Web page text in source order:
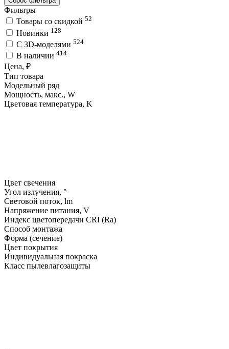
Фильтры
Товары со скидкой 52
Новинки 128
C 3D-моделями 524
В наличии 414
Цена, ₽
Тип товара
Модельный ряд
Мощность, макс., W
Цветовая температура, K
Цвет свечения
Угол излучения, °
Световой поток, lm
Напряжение питания, V
Индекс цветопередачи CRI (Ra)
Способ монтажа
Форма (сечение)
Цвет покрытия
Индивидуальная покраска
Класс пылевлагозащиты